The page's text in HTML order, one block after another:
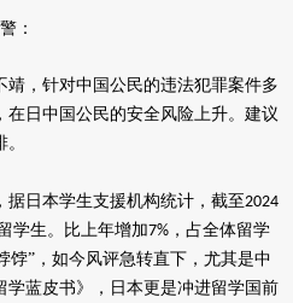
：
，针对中国公民的违法犯罪案件多
日中国公民的安全风险上升。建议
日本学生支援机构统计，截至2024
学生。比上年增加7% ，占全体留学
饽”，如今风评急转直下，尤其是中
学蓝皮书》，日本更是冲进留学国前